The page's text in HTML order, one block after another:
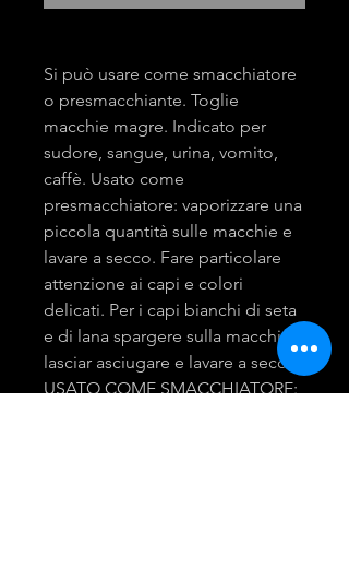
Si può usare come smacchiatore
o presmacchiante. Toglie
macchie magre. Indicato per
sudore, sangue, urina, vomito,
caffè. Usato come
presmacchiatore: vaporizzare una
piccola quantità sulle macchie e
lavare a secco. Fare particolare
attenzione ai capi e colori
delicati. Per i capi bianchi di seta
e di lana spargere sulla macchie,
lasciar asciugare e lavare a secco.
USATO COME SMACCHIATORE: